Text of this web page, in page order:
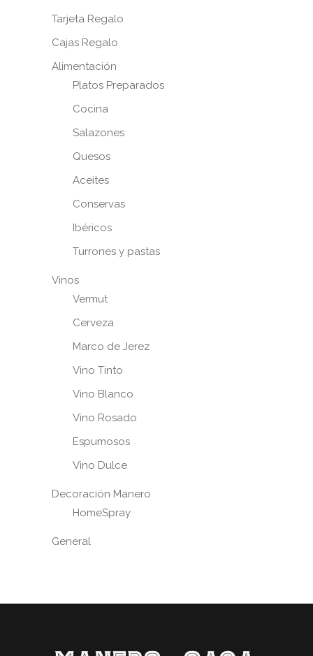
Tarjeta Regalo
Cajas Regalo
Alimentación
Platos Preparados
Cocina
Salazones
Quesos
Aceites
Conservas
Ibéricos
Turrones y pastas
Vinos
Vermut
Cerveza
Marco de Jerez
Vino Tinto
Vino Blanco
Vino Rosado
Espumosos
Vino Dulce
Decoración Manero
HomeSpray
General